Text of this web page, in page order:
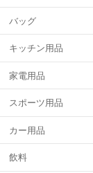
バッグ
キッチン用品
家電用品
スポーツ用品
カー用品
飲料